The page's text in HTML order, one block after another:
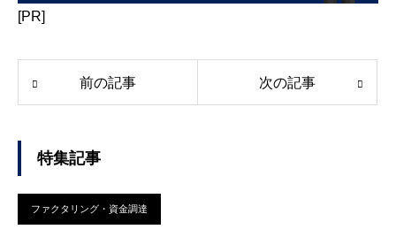
[PR]
前の記事 次の記事
特集記事
ファクタリング・資金調達